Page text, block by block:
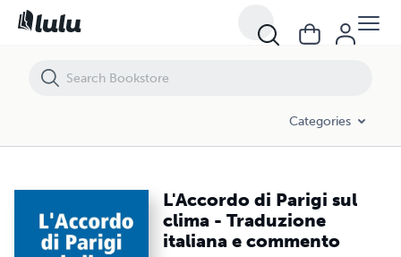
Categories
L'Accordo di Parigi sul
clima - Traduzione
italiana e commento
L'Accordo di Parigi sul clima - Traduzione italiana e commento